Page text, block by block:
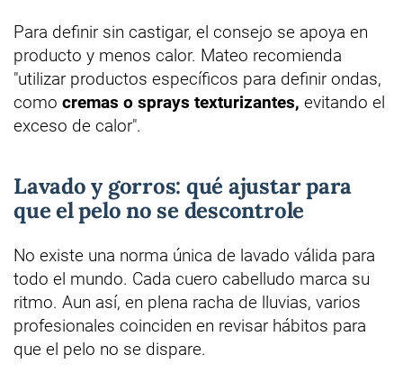
Para definir sin castigar, el consejo se apoya en
producto y menos calor. Mateo recomienda
"utilizar productos específicos para definir ondas,
como cremas o sprays texturizantes, evitando el
exceso de calor".
Lavado y gorros: qué ajustar para
que el pelo no se descontrole
No existe una norma única de lavado válida para
todo el mundo. Cada cuero cabelludo marca su
ritmo. Aun así, en plena racha de lluvias, varios
profesionales coinciden en revisar hábitos para
que el pelo no se dispare.